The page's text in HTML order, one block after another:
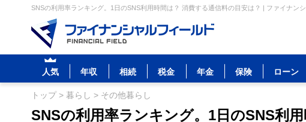
SNSの利用率ランキング。1日のSNS利用時間は？ 消費する通信料の目安は？ | ファイナン
人気 年収 相続 税金 年金 保険 ローン
トップ> 暮らし > その他暮らし
SNSの利用率ランキング。1日のSNS利